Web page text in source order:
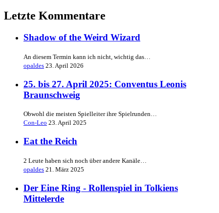
Letzte Kommentare
Shadow of the Weird Wizard
An diesem Termin kann ich nicht, wichtig das…
opaldes 23. April 2026
25. bis 27. April 2025: Conventus Leonis
Braunschweig
Obwohl die meisten Spielleiter ihre Spielrunden…
Con-Leo 23. April 2025
Eat the Reich
2 Leute haben sich noch über andere Kanäle…
opaldes 21. März 2025
Der Eine Ring - Rollenspiel in Tolkiens
Mittelerde